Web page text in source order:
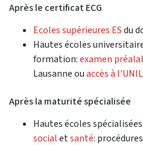
Après le certificat ECG
Ecoles supérieures ESdu
Hautes écoles
formation:examen
Lausanne ouaccès à
Après la maturité spécialisée
Hautes écoles
socialetsanté: